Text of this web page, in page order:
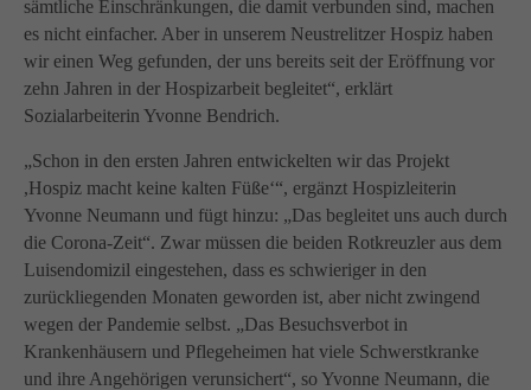
About us
Lorem ipsum dolor sit amet, consectetuer adipiscing
elit.
Aenean commodo ligula eget dolor. Aenean massa.
Cum sociis natoque penatibus et magnis dis parturient
montes, nascetur ridiculus mus. Donec quam felis,
ultricies nec.
sämtliche Einschränkungen, die damit verbunden sind, machen
es nicht einfacher. Aber in unserem Neustrelitzer Hospiz haben
wir einen Weg gefunden, der uns bereits seit der Eröffnung vor
zehn Jahren in der Hospizarbeit begleitet“, erklärt
Sozialarbeiterin Yvonne Bendrich.
„Schon in den ersten Jahren entwickelten wir das Projekt
,Hospiz macht keine kalten Füße‘“, ergänzt Hospizleiterin
Yvonne Neumann und fügt hinzu: „Das begleitet uns auch durch
die Corona-Zeit“. Zwar müssen die beiden Rotkreuzler aus dem
Luisendomizil eingestehen, dass es schwieriger in den
zurückliegenden Monaten geworden ist, aber nicht zwingend
wegen der Pandemie selbst. „Das Besuchsverbot in
Krankenhäusern und Pflegeheimen hat viele Schwerstkranke
und ihre Angehörigen verunsichert“, so Yvonne Neumann, die